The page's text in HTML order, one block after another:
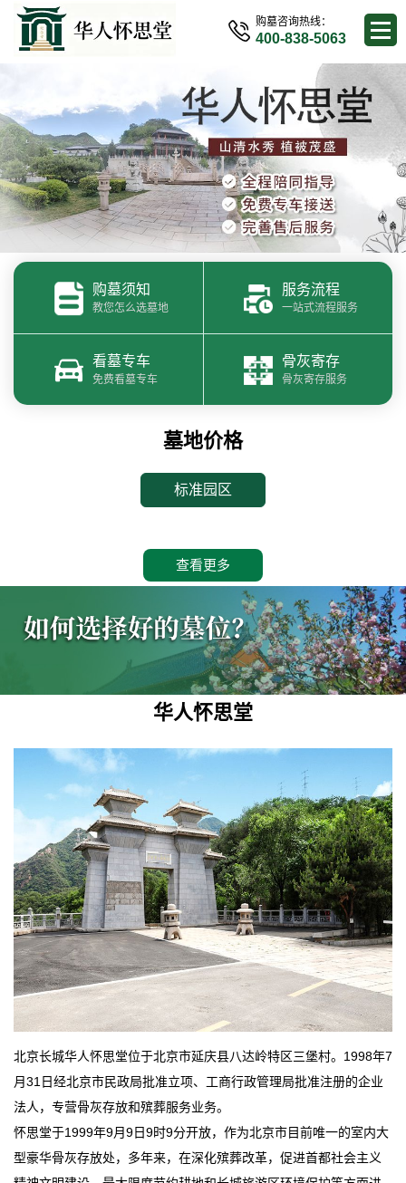
购墓咨询热线：
400-838-5063
购墓须知
教您怎么选墓地
服务流程
一站式流程服务
看墓专车
免费看墓专车
骨灰寄存
骨灰寄存服务
墓地价格
标准园区
查看更多
华人怀思堂
北京长城华人怀思堂位于北京市延庆县八达岭特区三堡村。1998年7
月31日经北京市民政局批准立项、工商行政管理局批准注册的企业
法人，专营骨灰存放和殡葬服务业务。
怀思堂于1999年9月9日9时9分开放，作为北京市目前唯一的室内大
型豪华骨灰存放处，多年来，在深化殡葬改革，促进首都社会主义